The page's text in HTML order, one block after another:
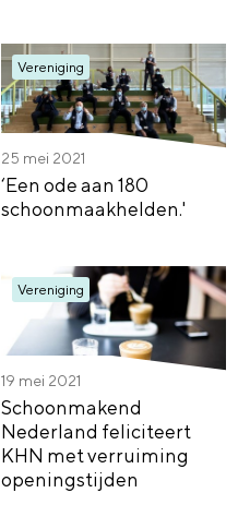
Vereniging
25 mei 2021
‘Een ode aan 180
schoonmaakhelden.'
Vereniging
19 mei 2021
Schoonmakend
Nederland feliciteert
KHN met verruiming
openingstijden